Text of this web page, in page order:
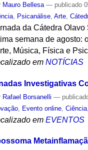
Mauro Bellesa — publicado
Psicanálise ,Arte ,
da Cátedra
semana de agosto:
Música, Física e
em NOTÍCIAS
Investigativas
Rafael Borsanelli —
Evento online ,Ciência
em EVENTOS